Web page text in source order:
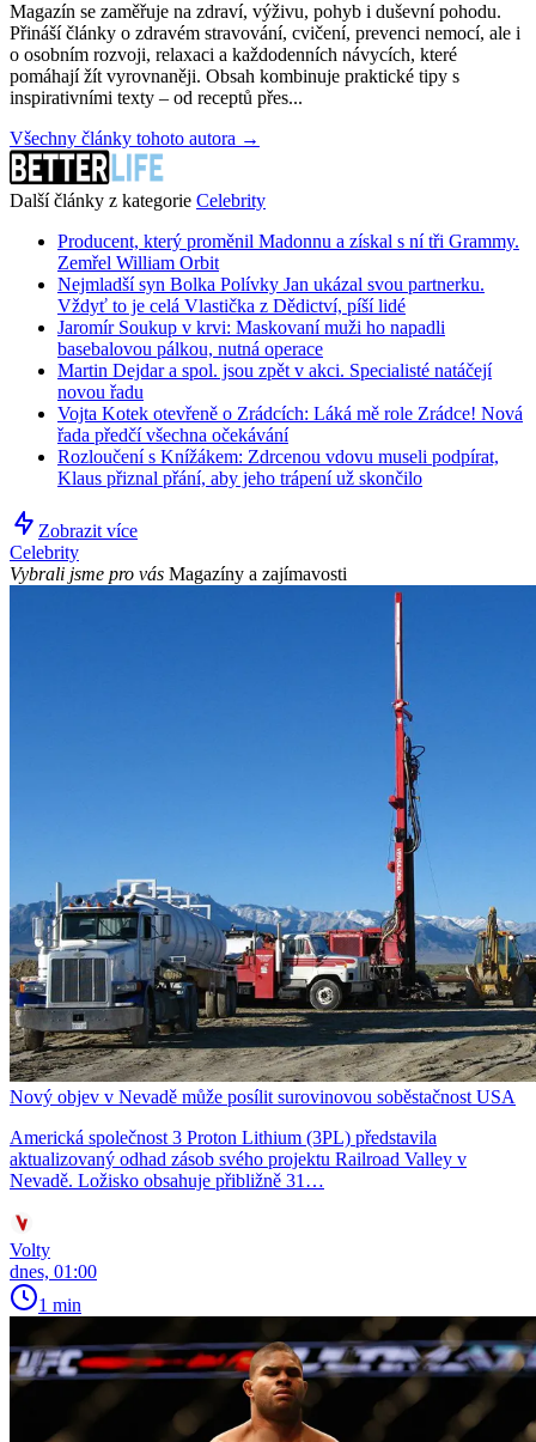
Magazín se zaměřuje na zdraví, výživu, pohyb i duševní pohodu.
Přináší články o zdravém stravování, cvičení, prevenci nemocí, ale i
o osobním rozvoji, relaxaci a každodenních návycích, které
pomáhají žít vyrovnaněji. Obsah kombinuje praktické tipy s
inspirativními texty – od receptů přes...
Všechny články tohoto autora →
Další články z kategorie Celebrity
Producent, který proměnil Madonnu a získal s ní tři Grammy.
Zemřel William Orbit
Nejmladší syn Bolka Polívky Jan ukázal svou partnerku.
Vždyť to je celá Vlastička z Dědictví, píší lidé
Jaromír Soukup v krvi: Maskovaní muži ho napadli
basebalovou pálkou, nutná operace
Martin Dejdar a spol. jsou zpět v akci. Specialisté natáčejí
novou řadu
Vojta Kotek otevřeně o Zrádcích: Láká mě role Zrádce! Nová
řada předčí všechna očekávání
Rozloučení s Knížákem: Zdrcenou vdovu museli podpírat,
Klaus přiznal přání, aby jeho trápení už skončilo
Zobrazit více
Celebrity
Vybrali jsme pro vás Magazíny a zajímavosti
Nový objev v Nevadě může posílit surovinovou soběstačnost USA
Americká společnost 3 Proton Lithium (3PL) představila
aktualizovaný odhad zásob svého projektu Railroad Valley v
Nevadě. Ložisko obsahuje přibližně 31…
Volty
dnes, 01:00
1 min